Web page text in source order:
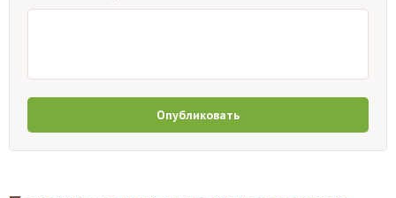
Опубликовать